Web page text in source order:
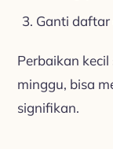
Ganti daftar
Perbaikan
minggu, bisa
signifikan.